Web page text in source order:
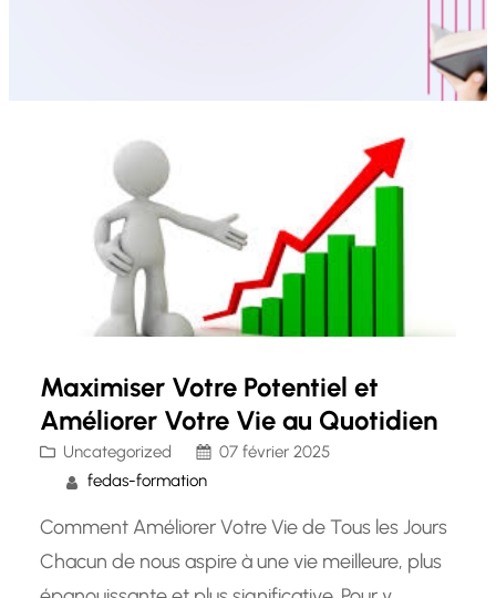
Maximiser Votre Potentiel et
Améliorer Votre Vie au Quotidien
Uncategorized
07 février 2025
fedas-formation
Comment Améliorer Votre Vie de Tous les Jours
Chacun de nous aspire à une vie meilleure, plus